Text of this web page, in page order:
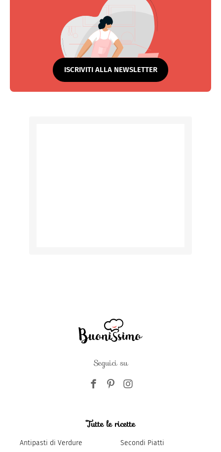
ISCRIVITI ALLA NEWSLETTER
Seguici su
Tutte le ricette
Antipasti di Verdure
Secondi Piatti